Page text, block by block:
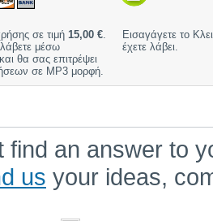
σε τιμή 15,00 €.
μέσω
θα σας επιτρέψει
σε MP3 μορφή.
Εισαγάγετε το
έχετε λάβει.
find an answer to
us your ideas,